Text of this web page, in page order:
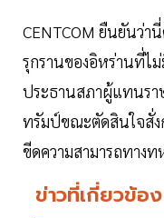
CENTCOM ยืนยันว่า
รุกรานของอิหร่านที่ไ
ประธานสภาผู้แทนรา
ทรัมป์ขณะตัดสินใจสั่ง
ขีดความสามารถทาง
ข่าวที่เกี่ยวข้อง